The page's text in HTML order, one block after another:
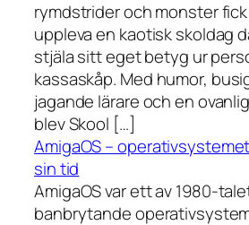
rymdstrider och monster
uppleva en kaotisk skoldag
stjäla sitt eget betyg ur
kassaskåp. Med humor,
jagande lärare och en
blev Skool […]
AmigaOS –
sin tid
AmigaOS var ett av 1980-
banbrytande